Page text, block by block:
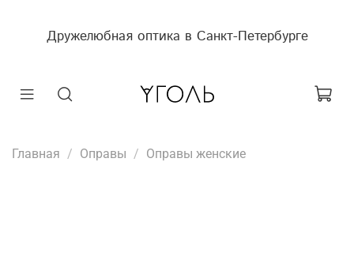
Дружелюбная оптика в Санкт-Петербурге
Главная Оправы Оправы женские